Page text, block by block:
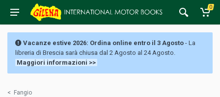
0
Vacanze estive 2026: Ordina online entro il 3 Agosto - La
libreria di Brescia sarà chiusa dal 2 Agosto al 24 Agosto.
Maggiori informazioni >>
< Fangio